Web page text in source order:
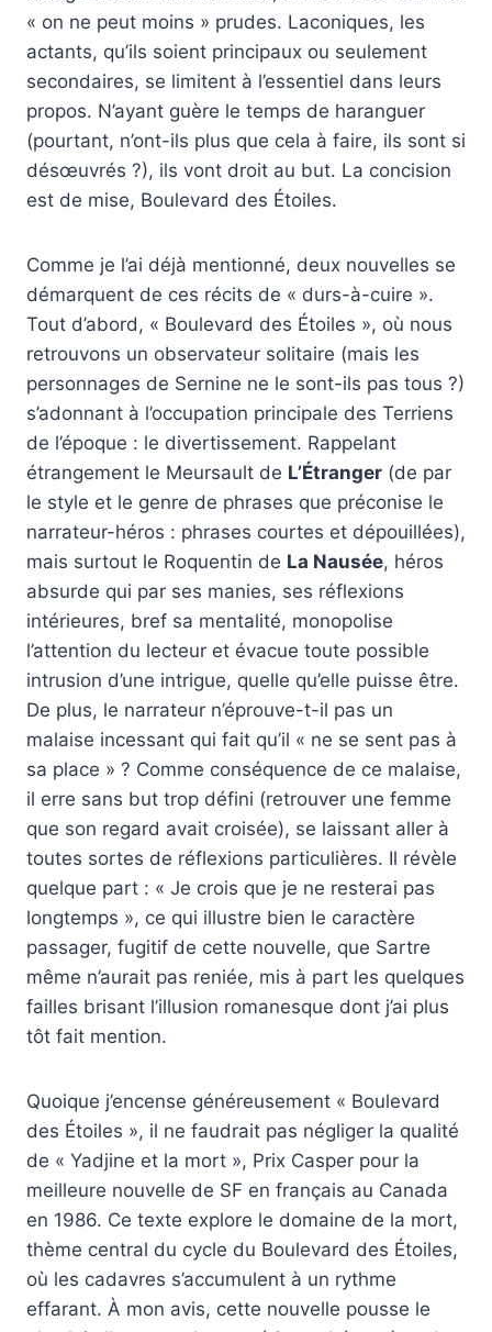
« on ne peut moins » prudes. Laconiques, les
actants, qu’ils soient principaux ou seulement
secondaires, se limitent à l’essentiel dans leurs
propos. N’ayant guère le temps de haranguer
(pourtant, n’ont-ils plus que cela à faire, ils sont si
désœuvrés ?), ils vont droit au but. La concision
est de mise, Boulevard des Étoiles.
Comme je l’ai déjà mentionné, deux nouvelles se
démarquent de ces récits de « durs-à-cuire ».
Tout d’abord, « Boulevard des Étoiles », où nous
retrouvons un observateur solitaire (mais les
personnages de Sernine ne le sont-ils pas tous ?)
s’adonnant à l’occupation principale des Terriens
de l’époque : le divertissement. Rappelant
étrangement le Meursault de L’Étranger (de par
le style et le genre de phrases que préconise le
narrateur-héros : phrases courtes et dépouillées),
mais surtout le Roquentin de La Nausée, héros
absurde qui par ses manies, ses réflexions
intérieures, bref sa mentalité, monopolise
l’attention du lecteur et évacue toute possible
intrusion d’une intrigue, quelle qu’elle puisse être.
De plus, le narrateur n’éprouve-t-il pas un
malaise incessant qui fait qu’il « ne se sent pas à
sa place » ? Comme conséquence de ce malaise,
il erre sans but trop défini (retrouver une femme
que son regard avait croisée), se laissant aller à
toutes sortes de réflexions particulières. Il révèle
quelque part : « Je crois que je ne resterai pas
longtemps », ce qui illustre bien le caractère
passager, fugitif de cette nouvelle, que Sartre
même n’aurait pas reniée, mis à part les quelques
failles brisant l’illusion romanesque dont j’ai plus
tôt fait mention.
Quoique j’encense généreusement « Boulevard
des Étoiles », il ne faudrait pas négliger la qualité
de « Yadjine et la mort », Prix Casper pour la
meilleure nouvelle de SF en français au Canada
en 1986. Ce texte explore le domaine de la mort,
thème central du cycle du Boulevard des Étoiles,
où les cadavres s’accumulent à un rythme
effarant. À mon avis, cette nouvelle pousse le